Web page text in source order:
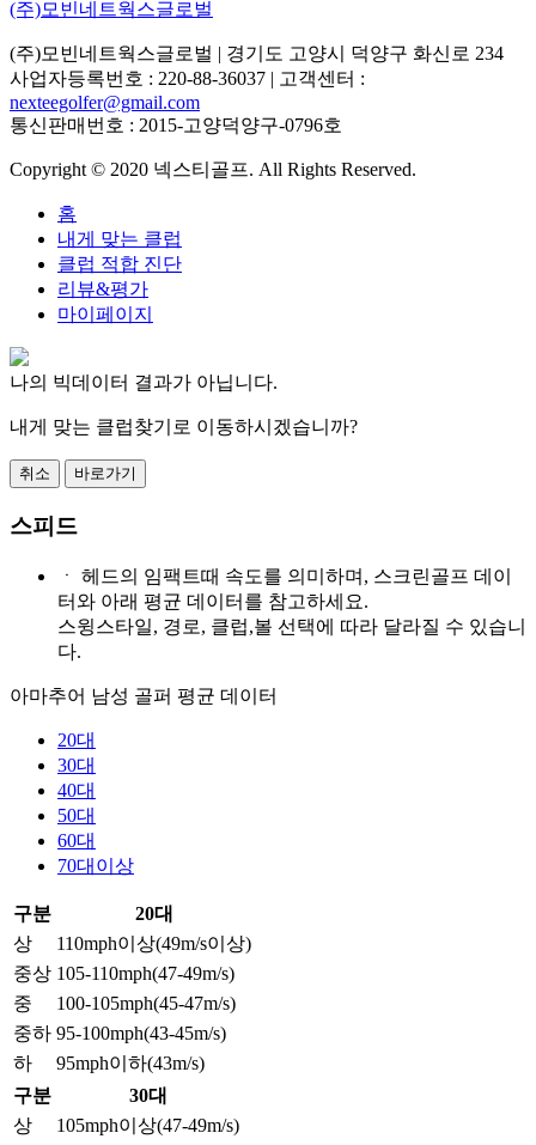
(주)모빈네트웍스글로벌
(주)모빈네트웍스글로벌 | 경기도 고양시 덕양구 화신로 234
사업자등록번호 : 220-88-36037 | 고객센터 :
nexteegolfer@gmail.com
통신판매번호 : 2015-고양덕양구-0796호
Copyright © 2020 넥스티골프. All Rights Reserved.
홈
내게 맞는 클럽
클럽 적합 진단
리뷰&평가
마이페이지
나의 빅데이터 결과가 아닙니다.
내게 맞는 클럽찾기로 이동하시겠습니까?
취소 바로가기
스피드
ㆍ
헤드의 임팩트때 속도를 의미하며, 스크린골프 데이
터와 아래 평균 데이터를 참고하세요.
스윙스타일, 경로, 클럽,볼 선택에 따라 달라질 수 있습니
다.
아마추어 남성 골퍼 평균 데이터
20대
30대
40대
50대
60대
70대이상
구분
20대
상
110mph이상(49m/s이상)
중상 105-110mph(47-49m/s)
중
100-105mph(45-47m/s)
중하 95-100mph(43-45m/s)
하
95mph이하(43m/s)
구분
30대
상
105mph이상(47-49m/s)